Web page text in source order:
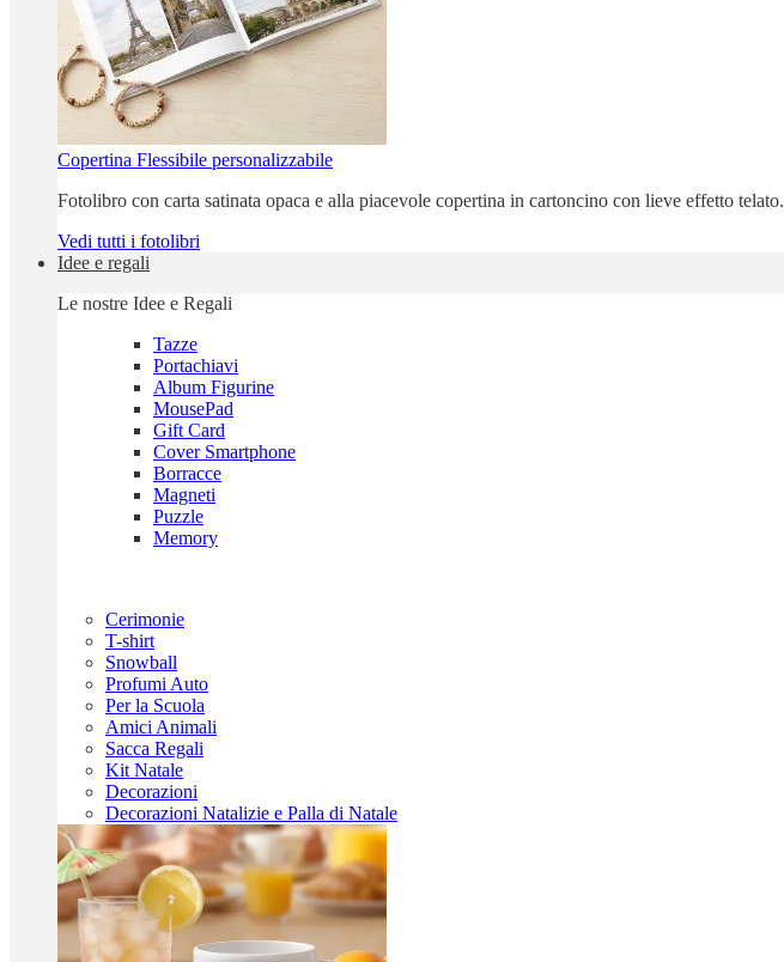
Copertina Flessibile personalizzabile
Fotolibro con carta satinata opaca e alla piacevole copertina in cartoncino con lieve effetto telato.
Vedi tutti i fotolibri
Idee e regali
Le nostre Idee e Regali
Tazze
Portachiavi
Album Figurine
MousePad
Gift Card
Cover Smartphone
Borracce
Magneti
Puzzle
Memory
Cerimonie
T-shirt
Snowball
Profumi Auto
Per la Scuola
Amici Animali
Sacca Regali
Kit Natale
Decorazioni
Decorazioni Natalizie e Palla di Natale